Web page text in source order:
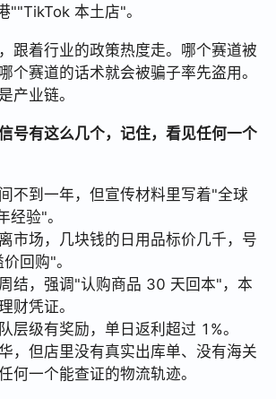
""TikTok 本土店"。
跟着行业的政策热度走。哪个赛道被
个赛道的话术就会被骗子率先盗用。
产业链。
号有这么几个，记住，看见任何一个
不到一年，但宣传材料里写着"全球
经验"。
市场，几块钱的日用品标价几千，号
回购"。
结，强调"认购商品 30 天回本"，本
财凭证。
层级有奖励，单日返利超过 1%。
，但店里没有真实出库单、没有海关
何一个能查证的物流轨迹。